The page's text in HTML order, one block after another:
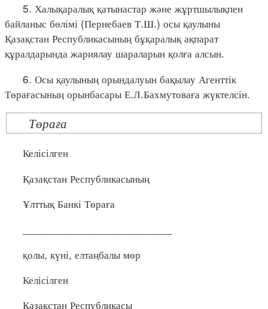
5. Халықаралық қатынастар және жұртшылықпен
байланыс бөлімі (Пернебаев Т.Ш.) осы қаулыны
Қазақстан Республикасының бұқаралық ақпарат
құралдарында жариялау шараларын қолға алсын.
6. Осы қаулының орындалуын бақылау Агенттік
Төрағасының орынбасары Е.Л.Бахмутоваға жүктелсін.
Төраға
Келісілген
Қазақстан Республикасының
Ұлттық Банкі Төраға
қолы, күні, елтаңбалы мөр
Келісілген
Қазақстан Республикасы